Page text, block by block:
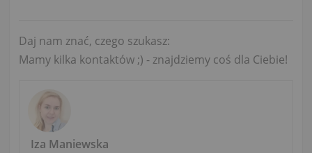
Daj nam znać, czego szukasz:
Mamy kilka kontaktów ;) - znajdziemy coś dla Ciebie!
Iza Maniewska